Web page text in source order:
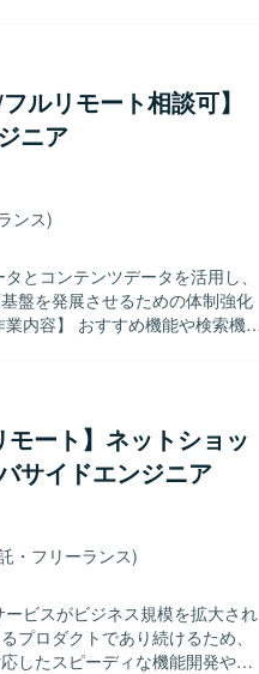
原因特定、復旧、再発防止策の
像】 定例等
る方を求めています。ログや既
のシステムでも自律的に問題を
クラウドインフラに不慣れな部
しながら対応できる方、障害対
確に報告・連絡できる方を歓迎
原因の解消まで責任を持って取
の魅力】 本
た調査を通じて、システム全体
きるポジションです。AWSやコ
術にも触れながら、保守・エン
を含むフロントエンド、
バックエンド開発などの技術要
ルリモート相談可】
ニア
ンス)
とコンテンツデータを活用し、
盤を発展させるための体制強化
てコンテンツ理解および検索の
ラインやLLM・機械学習モデル
）の仕組みを設計し、継続
テンツ情報に基づく推薦エンジ
ツ分類の仕組みと記事評価機能
ムとして支援します。 信頼性・
知しLLMで判定するフィルタリ
習基盤を最新技術に更新し、性
規事業における検索・おすすめ
ッショ
の実現に主体的に取り組める方
が高く、プロダクト品質向上に
モート】ネットショッ
サイドエンジニア
・フリーランス)
ービスがビジネス規模を拡大され
プロダクトであり続けるため、
したスピーディな機能開発や、